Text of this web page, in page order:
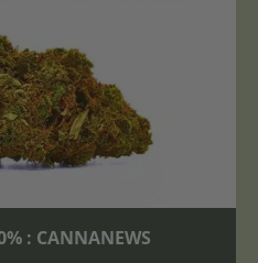
: CANNANEWS